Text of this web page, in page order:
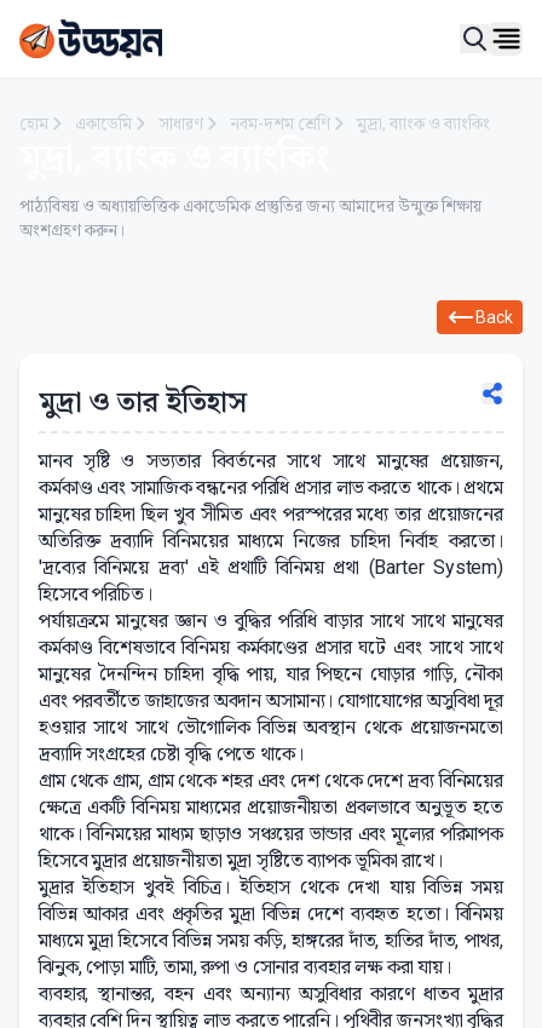
হোম একাডেমি সাধারণ নবম-দশম শ্রেণি মুদ্রা, ব্যাংক ও ব্যাংকিং
পাঠ্যবিষয় ও অধ্যায়ভিত্তিক একাডেমিক প্রস্তুতির জন্য আমাদের উন্মুক্ত শিক্ষায়
অংশগ্রহণ করুন।
Back
মুদ্রা ও তার ইতিহাস
মানব সৃষ্টি ও সভ্যতার বিবর্তনের সাথে সাথে মানুষের প্রয়োজন,
কর্মকাণ্ড এবং সামাজিক বন্ধনের পরিধি প্রসার লাভ করতে থাকে। প্রথমে
মানুষের চাহিদা ছিল খুব সীমিত এবং পরস্পরের মধ্যে তার প্রয়োজনের
অতিরিক্ত দ্রব্যাদি বিনিময়ের মাধ্যমে নিজের চাহিদা নির্বাহ করতো।
'দ্রব্যের বিনিময়ে দ্রব্য' এই প্রথাটি বিনিময় প্রথা (Barter System)
হিসেবে পরিচিত।
পর্যায়ক্রমে মানুষের জ্ঞান ও বুদ্ধির পরিধি বাড়ার সাথে সাথে মানুষের
কর্মকাণ্ড বিশেষভাবে বিনিময় কর্মকাণ্ডের প্রসার ঘটে এবং সাথে সাথে
মানুষের দৈনন্দিন চাহিদা বৃদ্ধি পায়, যার পিছনে ঘোড়ার গাড়ি, নৌকা
এবং পরবর্তীতে জাহাজের অবদান অসামান্য। যোগাযোগের অসুবিধা দূর
হওয়ার সাথে সাথে ভৌগোলিক বিভিন্ন অবস্থান থেকে প্রয়োজনমতো
দ্রব্যাদি সংগ্রহের চেষ্টা বৃদ্ধি পেতে থাকে।
গ্রাম থেকে গ্রাম, গ্রাম থেকে শহর এবং দেশ থেকে দেশে দ্রব্য বিনিময়ের
ক্ষেত্রে একটি বিনিময় মাধ্যমের প্রয়োজনীয়তা প্রবলভাবে অনুভূত হতে
থাকে। বিনিময়ের মাধ্যম ছাড়াও সঞ্চয়ের ভান্ডার এবং মূল্যের পরিমাপক
হিসেবে মুদ্রার প্রয়োজনীয়তা মুদ্রা সৃষ্টিতে ব্যাপক ভূমিকা রাখে।
মুদ্রার ইতিহাস খুবই বিচিত্র। ইতিহাস থেকে দেখা যায় বিভিন্ন সময়
বিভিন্ন আকার এবং প্রকৃতির মুদ্রা বিভিন্ন দেশে ব্যবহৃত হতো। বিনিময়
মাধ্যমে মুদ্রা হিসেবে বিভিন্ন সময় কড়ি, হাঙ্গরের দাঁত, হাতির দাঁত, পাথর,
ঝিনুক, পোড়া মাটি, তামা, রুপা ও সোনার ব্যবহার লক্ষ করা যায়।
ব্যবহার, স্থানান্তর, বহন এবং অন্যান্য অসুবিধার কারণে ধাতব মুদ্রার
ব্যবহার বেশি দিন স্থায়িত্ব লাভ করতে পারেনি। পৃথিবীর জনসংখ্যা বৃদ্ধির